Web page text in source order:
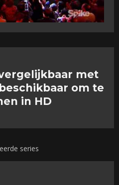
met
om te
in HD
series